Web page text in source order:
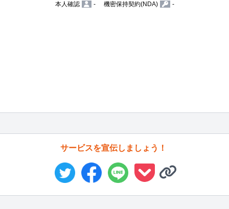
本人確認
- 機密保持契約(NDA) -
サービスを宣伝しましょう！